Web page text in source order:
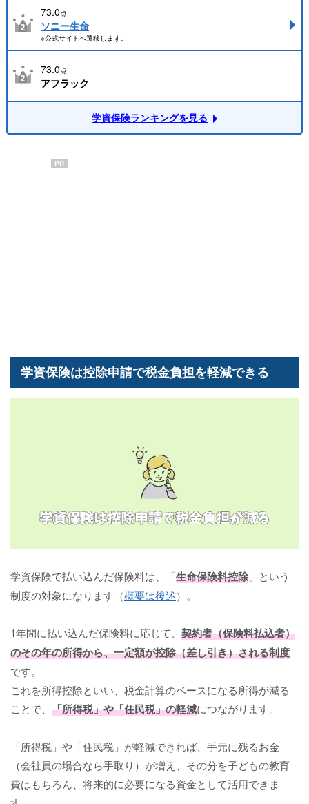
73.0点
ソニー生命
※公式サイトへ遷移します。
73.0点
アフラック
学資保険ランキングを見る
PR
学資保険は控除申請で税金負担を軽減できる
学資保険で払い込んだ保険料は、「生命保険料控除 」という
制度の対象になります（概要は後述）。
1年間に払い込んだ保険料に応じて、 契約者（保険料払込者）
のその年の所得から、一定額が控除（差し引き）される制度
です。
これを所得控除といい、税金計算のベースになる所得が減る
ことで、 「所得税」や「住民税」の軽減につながります。
「所得税」や「住民税」が軽減できれば、手元に残るお金
（会社員の場合なら手取り）が増え、その分を子どもの教育
費はもちろん、将来的に必要になる資金として活用できま